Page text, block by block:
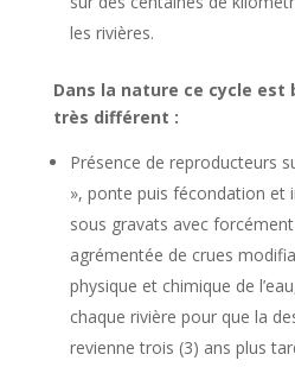
les rivières.
Dans la nature ce cycle est
très différent :
Présence de reproducteurs
», ponte puis fécondation
sous gravats avec
agrémentée de crues
physique et chimique de
chaque rivière pour que la
revienne trois (3) ans plus